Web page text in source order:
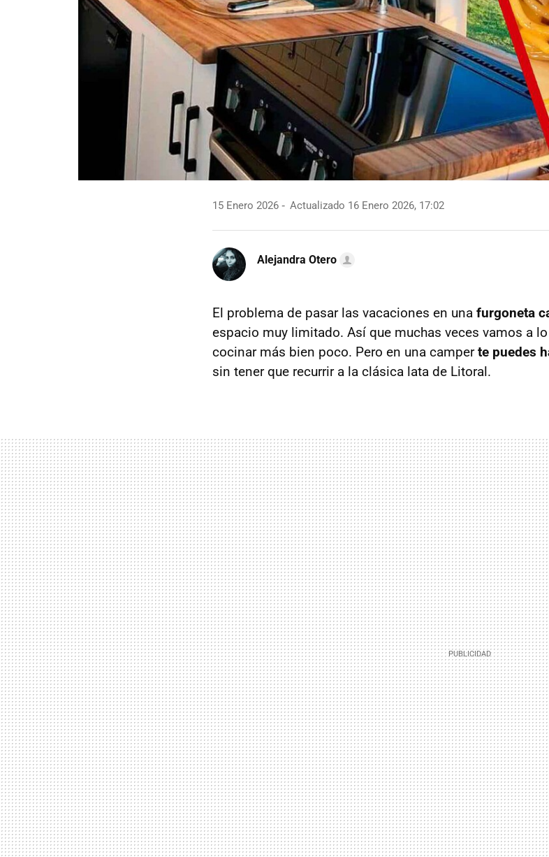
15 Enero 2026 Actualizado 16 Enero 2026, 17:02
Alejandra Otero
El problema de pasar las vacaciones en una furgoneta
espacio muy limitado. Así que muchas veces vamos a
cocinar más bien poco. Pero en una camperte puedes
sin tener que recurrir a la clásica lata de Litoral.